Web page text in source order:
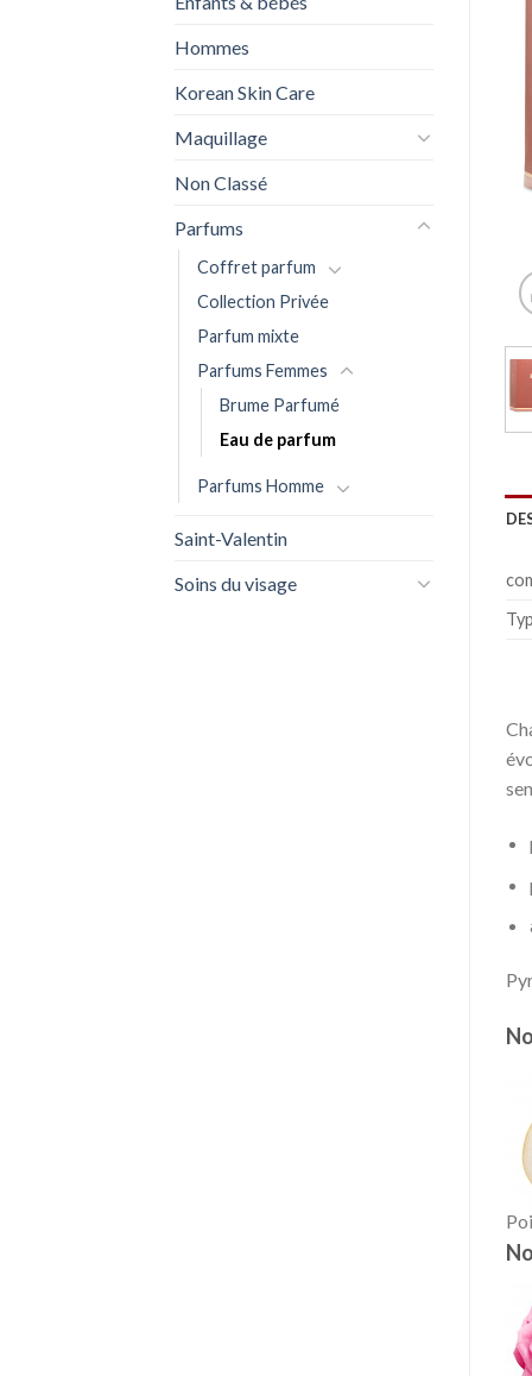
Hommes
Korean Skin Care
Maquillage
Non Classé
Parfums
Coffret parfum
Collection Privée
Parfum mixte
Parfums Femmes
Brume Parfumé
Eau de parfum
Parfums Homme
Saint-Valentin
Soins du visage